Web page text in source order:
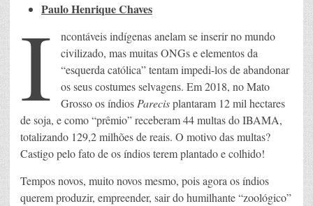
Paulo Henrique Chaves
I
ncontáveis indígenas anelam se inserir no mundo
civilizado, mas muitas ONGs e elementos da
“esquerda católica” tentam impedi-los de abandonar
os seus costumes selvagens. Em 2018, no Mato
Grosso os índiosParecisplantaram 12 mil hectares
de soja, e como “prêmio” receberam 44 multas do IBAMA,
totalizando 129,2 milhões de reais. O motivo das multas?
Castigo pelo fato de os índios terem plantado e colhido!
Tempos novos, muito novos mesmo, pois agora os índios
querem produzir, empreender, sair do humilhante “zoológico”